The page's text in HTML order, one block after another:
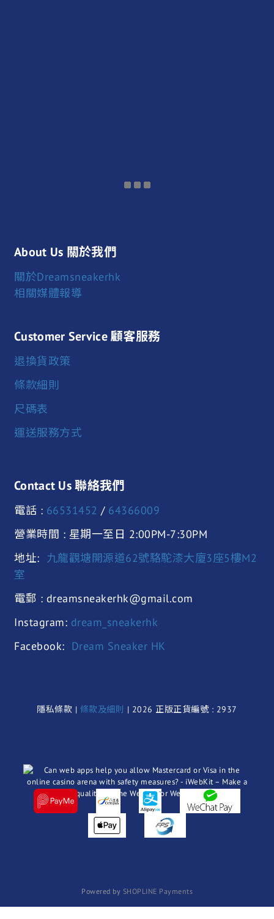
About Us 關於我們
關於Dreamsneakerhk
相關媒體報導
Customer Service 顧客服務
退換貨政策
條款細則
尺碼表
運送服務方式
Contact Us 聯絡我們
電話 : 66531452 / 64366009
營業時間 : 星期一至日 2:00PM-7:30PM
地址:
九龍觀塘開源道62號駱駝漆大廈3座5樓M2
室
電郵 : dreamsneakerhk@gmail.com
Instagram: dream_sneakerhk
Facebook: Dream Sneaker HK
隱私條款 | 條款及細則 | 2026 正版正貨編號 : 2937
Powered by SHOPLINE Payments